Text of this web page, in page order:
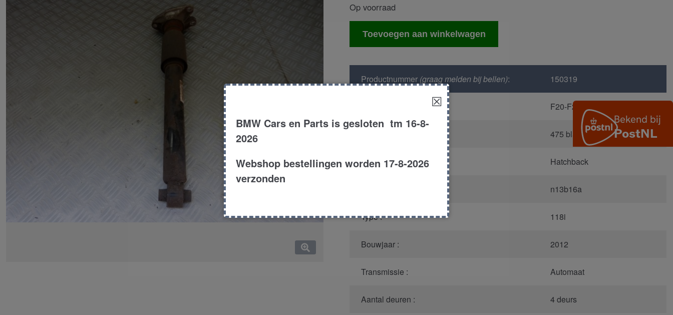
Op voorraad
Schokbreker
Toevoegen aan winkelwagen
Productnummer (graag melden bij bellen): 150319
F20-F21
475 black saphire metallic
Carroserie : Hatchback
n13b16a
Type : 118i
Bouwjaar : 2012
Transmissie : Automaat
Aantal deuren : 4 deurs
☒
BMW Cars en Parts is gesloten tm 16-8-
2026
Webshop bestellingen worden 17-8-2026
verzonden